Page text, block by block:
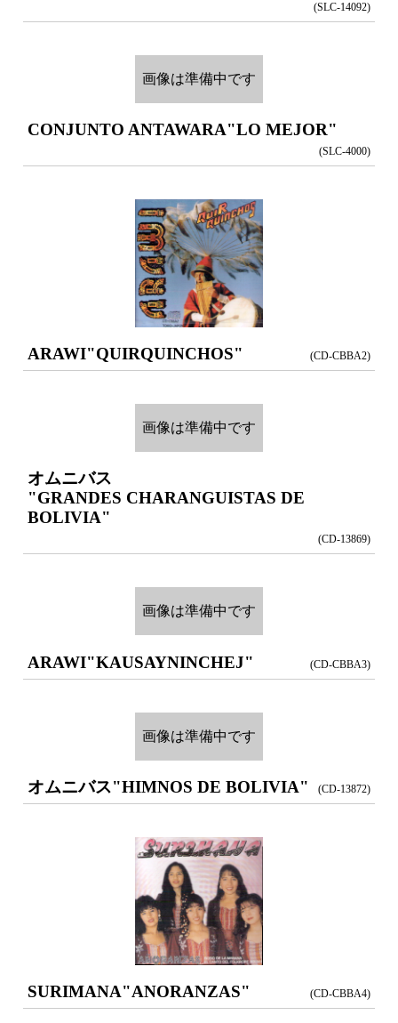
(SLC-14092)
画像は準備中です
CONJUNTO ANTAWARA"LO MEJOR"
(SLC-4000)
ARAWI"QUIRQUINCHOS" (CD-CBBA2)
画像は準備中です
オムニバス
"GRANDES CHARANGUISTAS DE
BOLIVIA"
(CD-13869)
画像は準備中です
ARAWI"KAUSAYNINCHEJ" (CD-CBBA3)
画像は準備中です
オムニバス"HIMNOS DE BOLIVIA" (CD-13872)
SURIMANA"ANORANZAS" (CD-CBBA4)